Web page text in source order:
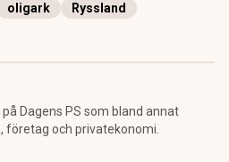
oligark
Ryssland
Dagens PS som bland annat
företag och privatekonomi.